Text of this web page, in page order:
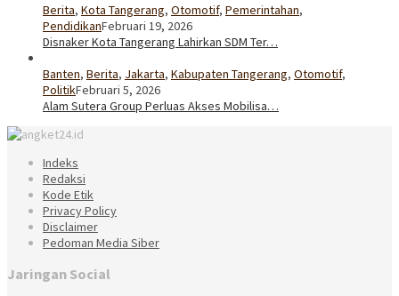
Berita, Kota Tangerang, Otomotif, Pemerintahan,
PendidikanFebruari 19, 2026
Disnaker Kota Tangerang Lahirkan SDM Ter…
Banten, Berita, Jakarta, Kabupaten Tangerang, Otomotif,
PolitikFebruari 5, 2026
Alam Sutera Group Perluas Akses Mobilisa…
Indeks
Redaksi
Kode Etik
Privacy Policy
Disclaimer
Pedoman Media Siber
Jaringan Social